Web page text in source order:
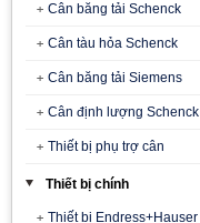
Cân băng tải Schenck
Cân tàu hỏa Schenck
Cân băng tải Siemens
Cân định lượng Schenck
Thiết bị phụ trợ cân
Thiết bị chính
Thiết bị Endress+Hauser